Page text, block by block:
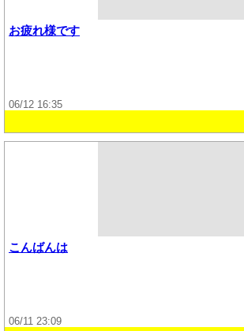
お疲れ様です
06/12 16:35
こんばんは
06/11 23:09